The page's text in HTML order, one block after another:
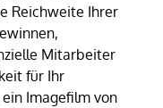
Reichweite Ihrer
Mitarbeiter
für Ihr
Imagefilm von